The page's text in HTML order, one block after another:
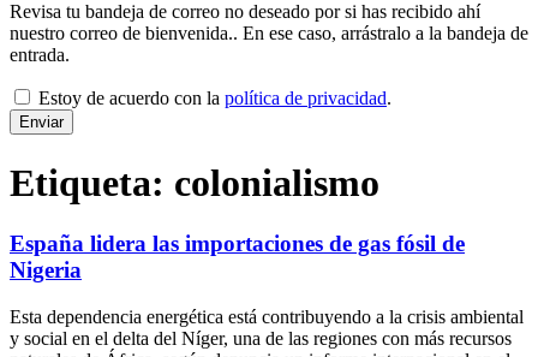
Revisa tu bandeja de correo no deseado por si has recibido ahí
nuestro correo de bienvenida.. En ese caso, arrástralo a la bandeja de
entrada.
Estoy de acuerdo con la política de privacidad.
Etiqueta: colonialismo
España lidera las importaciones de gas fósil de
Nigeria
Esta dependencia energética está contribuyendo a la crisis ambiental
y social en el delta del Níger, una de las regiones con más recursos